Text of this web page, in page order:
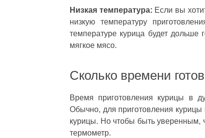
Низкая температура: Если вы
низкую температуру
температуре курица будет дольше
мягкое мясо.
Сколько времени
Время приготовления курицы в
Обычно, для приготовления
курицы. Но чтобы быть уверенным,
термометр.